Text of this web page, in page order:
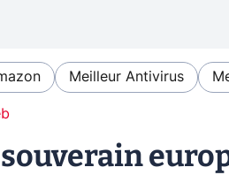
Meilleur Antivirus